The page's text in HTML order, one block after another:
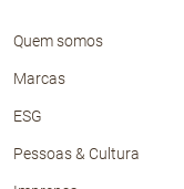
Quem somos
Marcas
ESG
Pessoas & Cultura